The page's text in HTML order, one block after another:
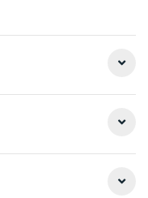
est basé sur le
Microsoft Learn.
des informations,